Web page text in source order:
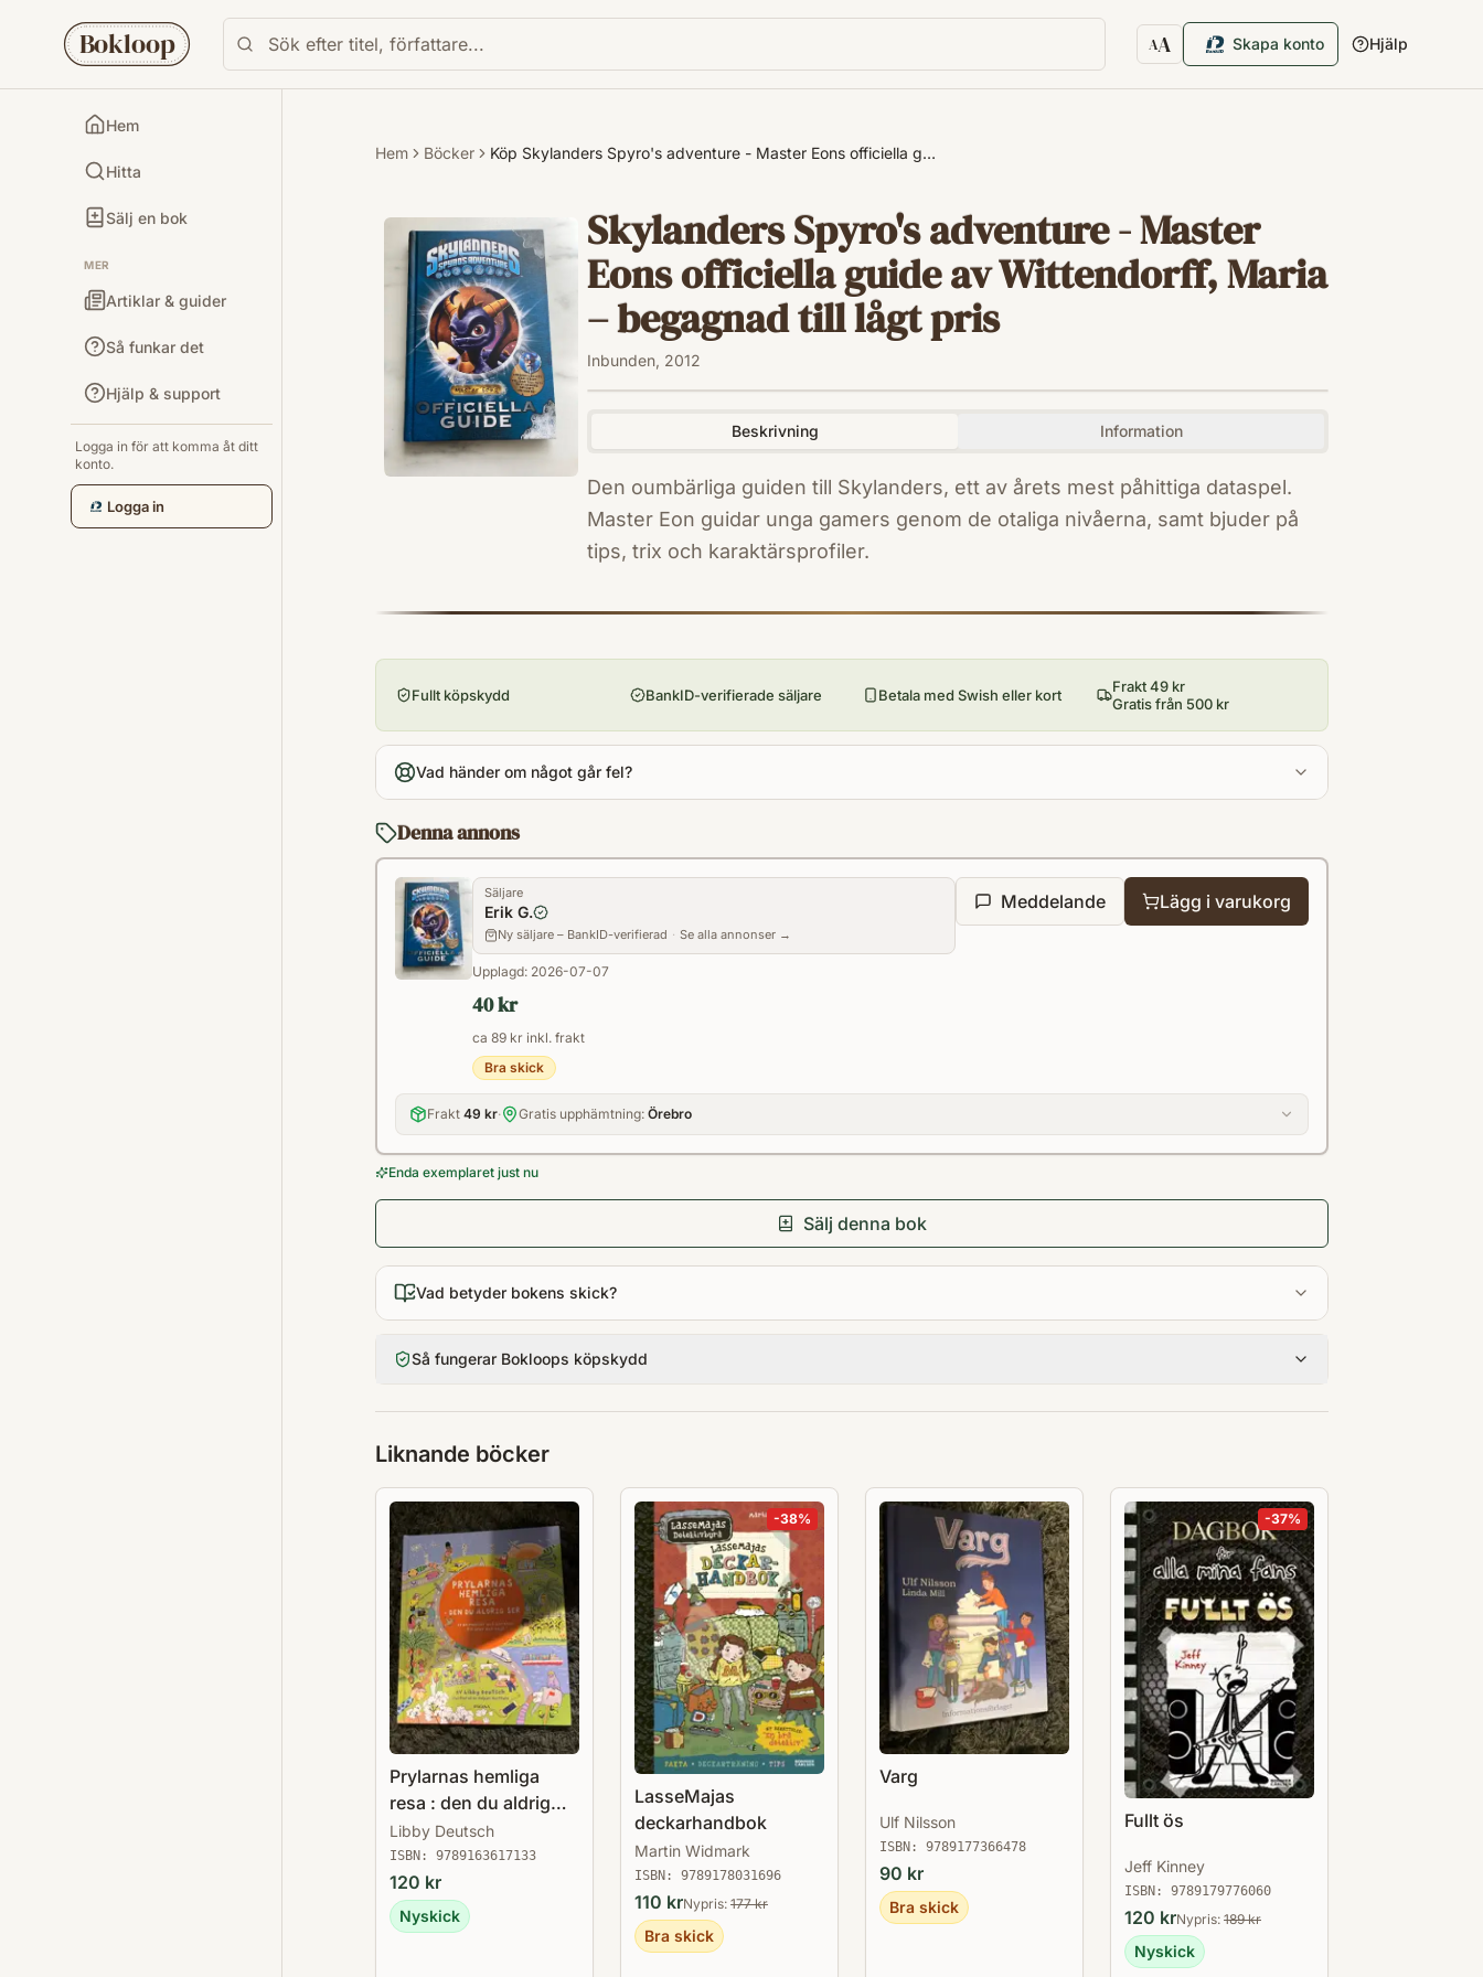
Bokloop AA
Textstorlek
Skapa konto Hjälp
Hem
Hitta
Sälj en bok
MER
Artiklar & guider
Så funkar det
Hjälp & support
Logga in för att komma åt ditt
konto.
Logga in
Hem Böcker Köp Skylanders Spyro's adventure - Master Eons officiella g…
Skylanders Spyro's adventure - Master
Eons officiella guide av Wittendorff, Maria
– begagnad till lågt pris
Inbunden, 2012
Beskrivning Information
Den oumbärliga guiden till Skylanders, ett av årets mest påhittiga dataspel.
Master Eon guidar unga gamers genom de otaliga nivåerna, samt bjuder på
tips, trix och karaktärsprofiler.
9789186911218
Utgivningsår
2012
Antal sidor
Format
Fullt köpskydd BankID-verifierade säljare Betala med Swish eller kort
Frakt 49 kr
Gratis från 500 kr
Vad händer om något går fel?
Denna annons
Säljare
Erik G.
Ny säljare – BankID-verifierad · Se alla annonser →
Upplagd: 2026-07-07
40 kr
ca 89 kr inkl. frakt
Bra skick
Meddelande Lägg i varukorg
Frakt 49 kr· Gratis upphämtning: Örebro
Enda exemplaret just nu
Sälj denna bok
Vad betyder bokens skick?
Så fungerar Bokloops köpskydd
Liknande böcker
Prylarnas hemliga
resa : den du aldrig
ser
Libby Deutsch
ISBN: 9789163617133
120 kr
Nyskick
-38%
LasseMajas
deckarhandbok
Martin Widmark
ISBN: 9789178031696
110 krNypris: 177kr
Bra skick
Varg
Ulf Nilsson
ISBN: 9789177366478
90 kr
Bra skick
-37%
Fullt ös
Jeff Kinney
ISBN: 9789179776060
120 krNypris: 189kr
Nyskick